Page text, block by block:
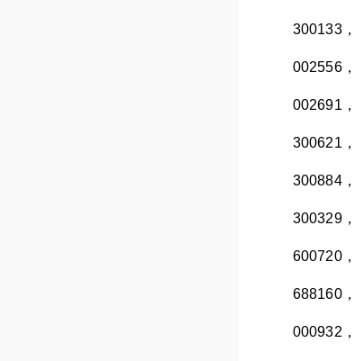
300133，
002556，
002691，
300621，
300884，
300329，
600720，
688160，
000932，